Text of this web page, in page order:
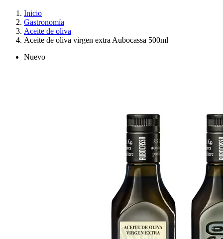
Inicio
Gastronomía
Aceite de oliva
Aceite de oliva virgen extra Aubocassa 500ml
Nuevo